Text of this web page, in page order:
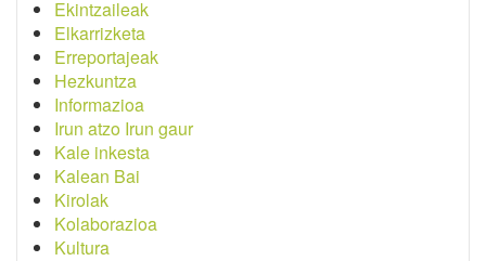
Ekintzaileak
Elkarrizketa
Erreportajeak
Hezkuntza
Informazioa
Irun atzo Irun gaur
Kale inkesta
Kalean Bai
Kirolak
Kolaborazioa
Kultura